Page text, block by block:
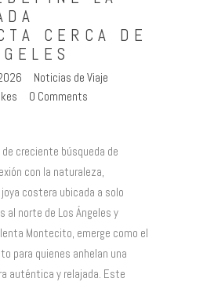
CERCA DE
Noticias de Viaje
0 Comments
creciente búsqueda de
con la naturaleza,
costera ubicada a solo
al norte de Los Ángeles y
Montecito, emerge como el
para quienes anhelan una
auténtica y relajada. Este